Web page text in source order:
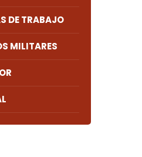
DE TRABAJO
MILITARES